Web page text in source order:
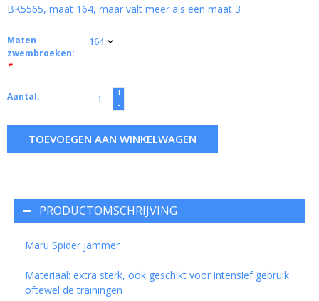
BK5565, maat 164, maar valt meer als een maat 3
Maten
zwembroeken:
*
Aantal:
+
-
TOEVOEGEN AAN WINKELWAGEN
PRODUCTOMSCHRIJVING
Maru Spider jammer
Materiaal: extra sterk, ook geschikt voor intensief gebruik
oftewel de trainingen